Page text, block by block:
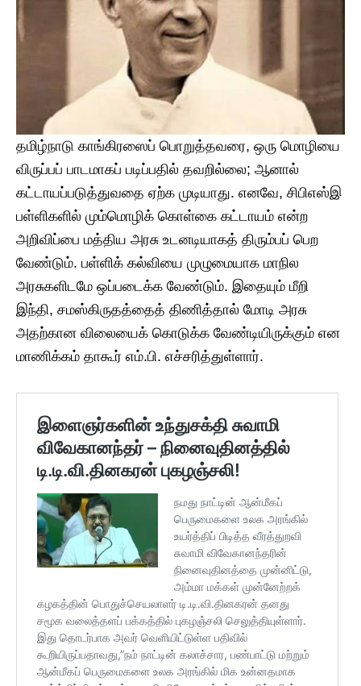
​தமிழ்நாடு காங்கிரஸைப் பொறுத்தவரை, ஒரு மொழியை
விருப்பப் பாடமாகப் படிப்பதில் தவறில்லை; ஆனால்
கட்டாயப்படுத்துவதை ஏற்க முடியாது. எனவே, சிபிஎஸ்இ
பள்ளிகளில் மும்மொழிக் கொள்கை கட்டாயம் என்ற
அறிவிப்பை மத்திய அரசு உடனடியாகத் திரும்பப் பெற
வேண்டும். பள்ளிக் கல்வியை முழுமையாக மாநில
அரசுகளிடமே ஒப்படைக்க வேண்டும். இதையும் மீறி
இந்தி, சமஸ்கிருதத்தைத் திணித்தால் மோடி அரசு
அதற்கான விலையைக் கொடுக்க வேண்டியிருக்கும் என
மாணிக்கம் தாகூர் எம்.பி. எச்சரித்துள்ளார்.